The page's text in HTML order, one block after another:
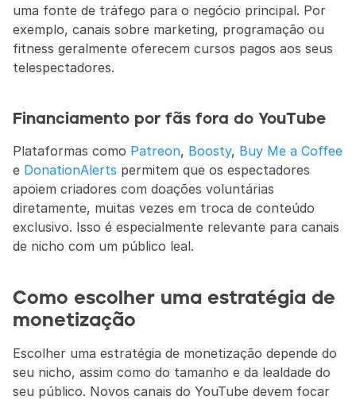
uma fonte de tráfego para o negócio principal. Por
exemplo, canais sobre marketing, programação ou
fitness geralmente oferecem cursos pagos aos seus
telespectadores.
Financiamento por fãs fora do YouTube
Plataformas como Patreon, Boosty, Buy Me a Coffee
e DonationAlerts permitem que os espectadores
apoiem criadores com doações voluntárias
diretamente, muitas vezes em troca de conteúdo
exclusivo. Isso é especialmente relevante para canais
de nicho com um público leal.
Como escolher uma estratégia de
monetização
Escolher uma estratégia de monetização depende do
seu nicho, assim como do tamanho e da lealdade do
seu público. Novos canais do YouTube devem focar